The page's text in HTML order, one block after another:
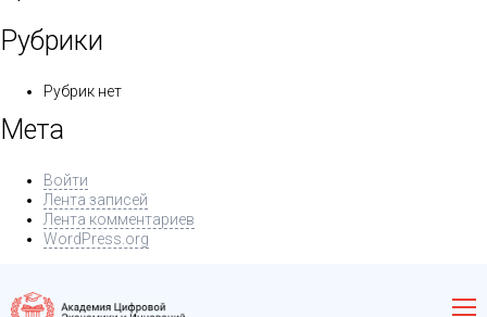
Рубрики
Рубрик нет
Мета
Войти
Лента записей
Лента комментариев
WordPress.org